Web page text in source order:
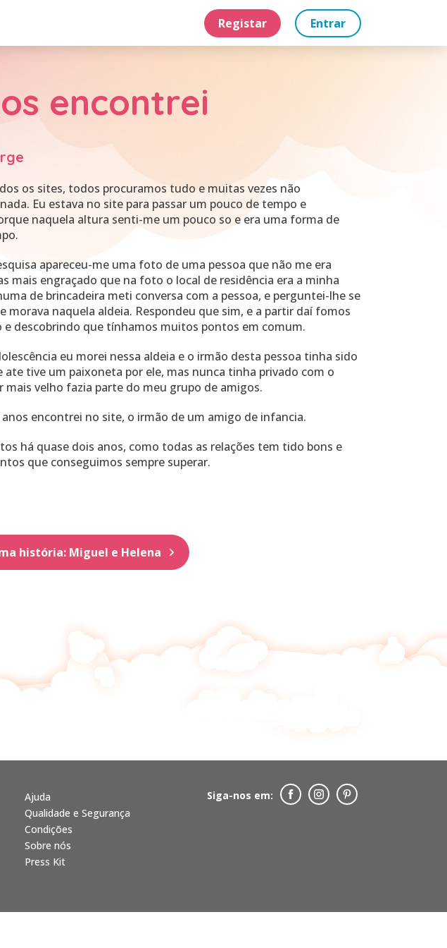
Registar Entrar
encontrei
os sites, todos procuramos tudo e muitas vezes não
Eu estava no site para passar um pouco de tempo e
naquela altura senti-me um pouco so e era uma forma de
apareceu-me uma foto de uma pessoa que não me era
mais engraçado que na foto o local de residência era a minha
de brincadeira meti conversa com a pessoa, e perguntei-lhe se
morava naquela aldeia. Respondeu que sim, e a partir daí fomos
e descobrindo que tínhamos muitos pontos em comum.
eu morei nessa aldeia e o irmão desta pessoa tinha sido
ate tive um paixoneta por ele, mas nunca tinha privado com o
mais velho fazia parte do meu grupo de amigos.
anos encontrei no site, o irmão de um amigo de infancia.
há quase dois anos, como todas as relações tem tido bons e
que conseguimos sempre superar.
história: Miguel e Helena
Ajuda
Qualidade e Segurança
Condições
Sobre nós
Press Kit
Siga-nos em: